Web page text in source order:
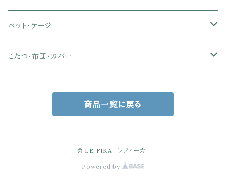
セミダブル
ダブル
クイーン
キング
木製デスク
ガラスデスク
幅101～120cmデスク
幅121～160cmデスク
メッシュオフィスチェア
スチール脚チェア
木脚チェア
トイレットペーパーホルダー
バス用品・バスマット
エコバッグ
玄関小物・傘
学習机・学習椅子
チェア・ベビーチェア・ソファ
その他のキッズ家具
ペンダントライト
スポットライト
レースカーテン
カーテンセット
ガーデンフェンス・アーチ
ガーデンテーブル・チェア・ベンチ
サンシェード・日よけ
ペット・ケージ
ケージ
こたつ・布団・カバー
商品一覧に戻る
© LE FIKA -レフィーカ-
Powered by